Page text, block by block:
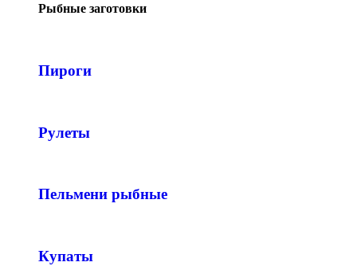
Рыбные заготовки
Пироги
Рулеты
Пельмени рыбные
Купаты